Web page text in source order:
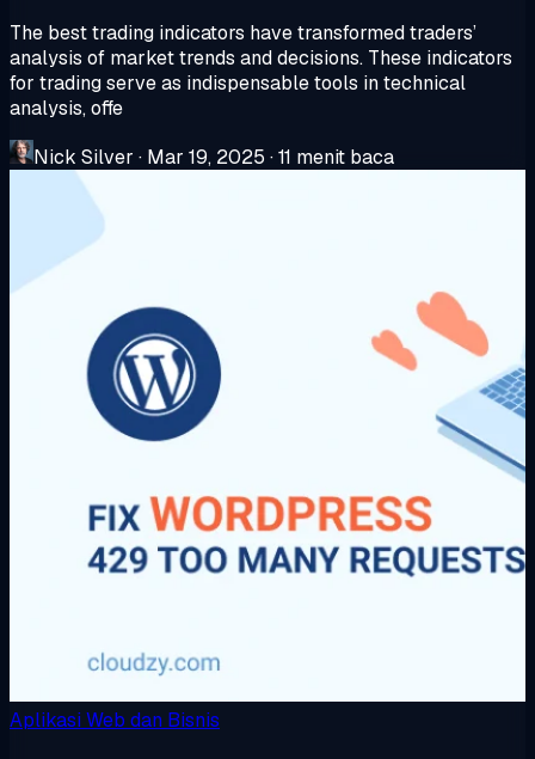
The best trading indicators have transformed traders’
analysis of market trends and decisions. These indicators
for trading serve as indispensable tools in technical
analysis, offe
Nick Silver · Mar 19, 2025 ·11 menit baca
Aplikasi Web dan Bisnis